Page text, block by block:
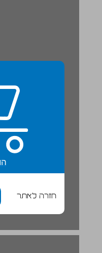
חזרה לאתר